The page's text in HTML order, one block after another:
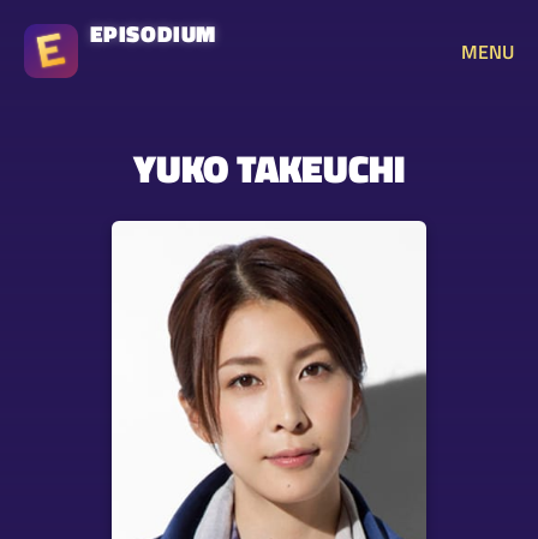
EPISODIUM
MENU
YUKO TAKEUCHI